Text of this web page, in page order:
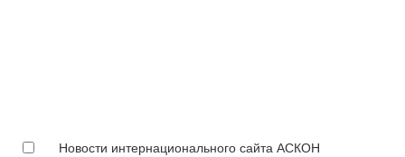
Новости интернационального сайта АСКОН